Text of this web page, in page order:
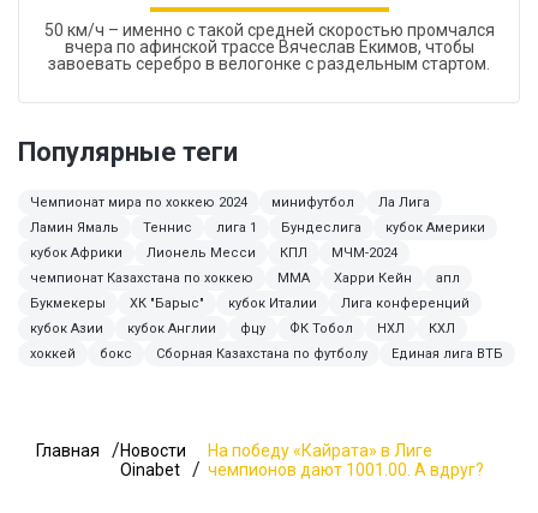
50 км/ч – именно с такой средней скоростью промчался
вчера по афинской трассе Вячеслав Екимов, чтобы
завоевать серебро в велогонке с раздельным стартом.
Популярные теги
Чемпионат мира по хоккею 2024 минифутбол
Ла Лига
Ламин Ямаль
Теннис лига 1 Бундеслига
кубок Америки
кубок Африки
Лионель Месси КПЛ
МЧМ-2024
чемпионат Казахстана по хоккею
ММА Харри Кейн
апл
Букмекеры
ХК "Барыс" кубок Италии
Лига конференций
кубок Азии
кубок Англии фцу ФК Тобол НХЛ
КХЛ
хоккей
бокс Сборная Казахстана по футболу Единая лига ВТБ
Главная
Новости
Oinabet
На победу «Кайрата» в Лиге
чемпионов дают 1001.00. А вдруг?